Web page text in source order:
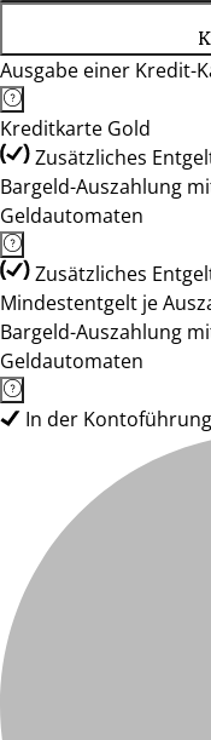
Ausgabe einer Kredit-
Kreditkarte Gold
Zusätzliches
Bargeld-Auszahlung
Geldautomaten
Zusätzliches
Mindestentgelt je
Bargeld-Auszahlung
Geldautomaten
In der